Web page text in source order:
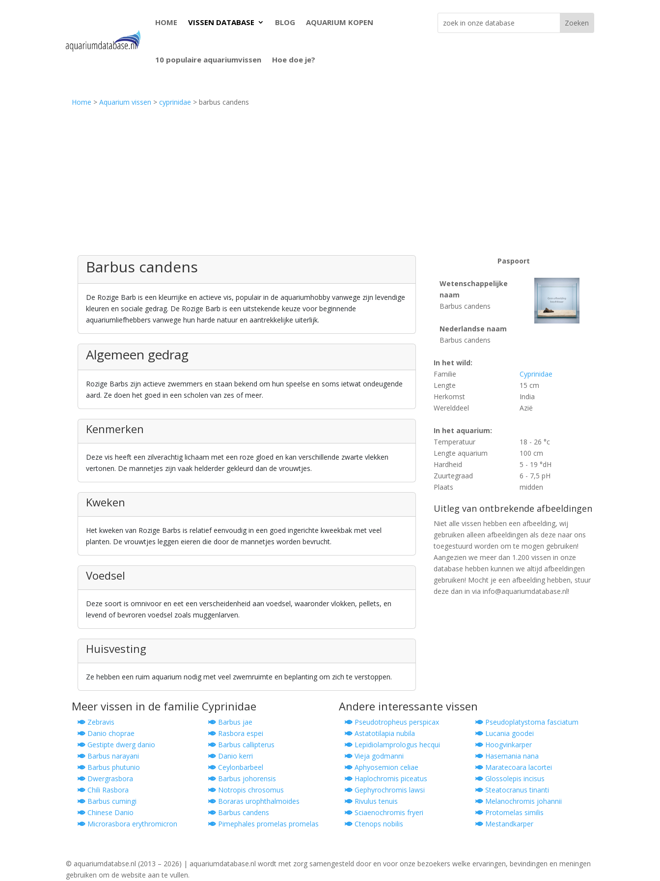
HOME VISSEN DATABASE BLOG AQUARIUM KOPEN
10 populaire aquariumvissen Hoe doe je?
Home >Aquarium vissen >cyprinidae > barbus candens
Paspoort
Wetenschappelijke
naam
Barbus candens
Nederlandse naam
Barbus candens
In het wild:
Familie
Cyprinidae
Lengte
15 cm
Herkomst
India
Werelddeel
Azië
In het aquarium:
Temperatuur
18 - 26 °c
Lengte aquarium
100 cm
Hardheid
5 - 19 °dH
Zuurtegraad
6 - 7,5 pH
Plaats
midden
Uitleg van ontbrekende afbeeldingen
Niet alle vissen hebben een afbeelding, wij
gebruiken alleen afbeeldingen als deze naar ons
toegestuurd worden om te mogen gebruiken!
Aangezien we meer dan 1.200 vissen in onze
database hebben kunnen we altijd afbeeldingen
gebruiken! Mocht je een afbeelding hebben, stuur
deze dan in via info@aquariumdatabase.nl!
Barbus candens
De Rozige Barb is een kleurrijke en actieve vis, populair in de aquariumhobby vanwege zijn levendige
kleuren en sociale gedrag. De Rozige Barb is een uitstekende keuze voor beginnende
aquariumliefhebbers vanwege hun harde natuur en aantrekkelijke uiterlijk.
Algemeen gedrag
Rozige Barbs zijn actieve zwemmers en staan bekend om hun speelse en soms ietwat ondeugende
aard. Ze doen het goed in een scholen van zes of meer.
Kenmerken
Deze vis heeft een zilverachtig lichaam met een roze gloed en kan verschillende zwarte vlekken
vertonen. De mannetjes zijn vaak helderder gekleurd dan de vrouwtjes.
Kweken
Het kweken van Rozige Barbs is relatief eenvoudig in een goed ingerichte kweekbak met veel
planten. De vrouwtjes leggen eieren die door de mannetjes worden bevrucht.
Voedsel
Deze soort is omnivoor en eet een verscheidenheid aan voedsel, waaronder vlokken, pellets, en
levend of bevroren voedsel zoals muggenlarven.
Huisvesting
Ze hebben een ruim aquarium nodig met veel zwemruimte en beplanting om zich te verstoppen.
Meer vissen in de familie Cyprinidae
Zebravis
Barbus jae
Danio choprae
Rasbora espei
Gestipte dwerg danio
Barbus callipterus
Barbus narayani
Danio kerri
Barbus phutunio
Ceylonbarbeel
Dwergrasbora
Barbus johorensis
Chili Rasbora
Notropis chrosomus
Barbus cumingi
Boraras urophthalmoides
Chinese Danio
Barbus candens
Microrasbora erythromicron
Pimephales promelas promelas
Andere interessante vissen
Pseudotropheus perspicax
Pseudoplatystoma fasciatum
Astatotilapia nubila
Lucania goodei
Lepidiolamprologus hecqui
Hoogvinkarper
Vieja godmanni
Hasemania nana
Aphyosemion celiae
Maratecoara lacortei
Haplochromis piceatus
Glossolepis incisus
Gephyrochromis lawsi
Steatocranus tinanti
Rivulus tenuis
Melanochromis johannii
Sciaenochromis fryeri
Protomelas similis
Ctenops nobilis
Mestandkarper
© aquariumdatabse.nl (2013 – 2026) | aquariumdatabase.nl wordt met zorg samengesteld door en voor onze bezoekers welke ervaringen, bevindingen en meningen
gebruiken om de website aan te vullen.